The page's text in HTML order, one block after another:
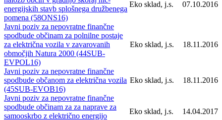
energijskih stavb splošnega družbenega
pomena (58ONS16)
Eko sklad, j.s. 07.10.2016
Javni poziv za nepovratne finančne
spodbude občinam za polnilne postaje
za električna vozila v zavarovanih
območjih Natura 2000 (44SUB-
EVPOL16)
Eko sklad, j.s. 18.11.2016
Javni poziv za nepovratne finančne
spodbude občanom za električna vozila
(45SUB-EVOB16)
Eko sklad, j.s. 18.11.2016
Javni poziv za nepovratne finančne
spodbude občinam za za naprave za
samooskrbo z električno energijo
Eko sklad, j.s. 14.04.2017